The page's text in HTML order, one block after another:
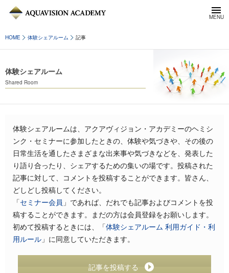
HOME 体験シェアルーム 記事
体験シェアルーム
Shared Room
体験シェアルームは、アクアヴィジョン・アカデミーのヘミシ
ンク・セミナーに参加したときの、体験や気づきや、その後の
日常生活を通したさまざまな出来事や気づきなどを、発表した
り語り合ったり、シェアするための集いの場です。投稿された
記事に対して、コメントを投稿することができます。皆さん、
どしどし投稿してください。
「セミナー会員 」であれば、だれでも記事およびコメントを投
稿することができます。まだの方は会員登録をお願いします。
初めて投稿するときには、「体験シェアルーム 利用ガイド・利
用ルール 」に同意していただきます。
記事を投稿する